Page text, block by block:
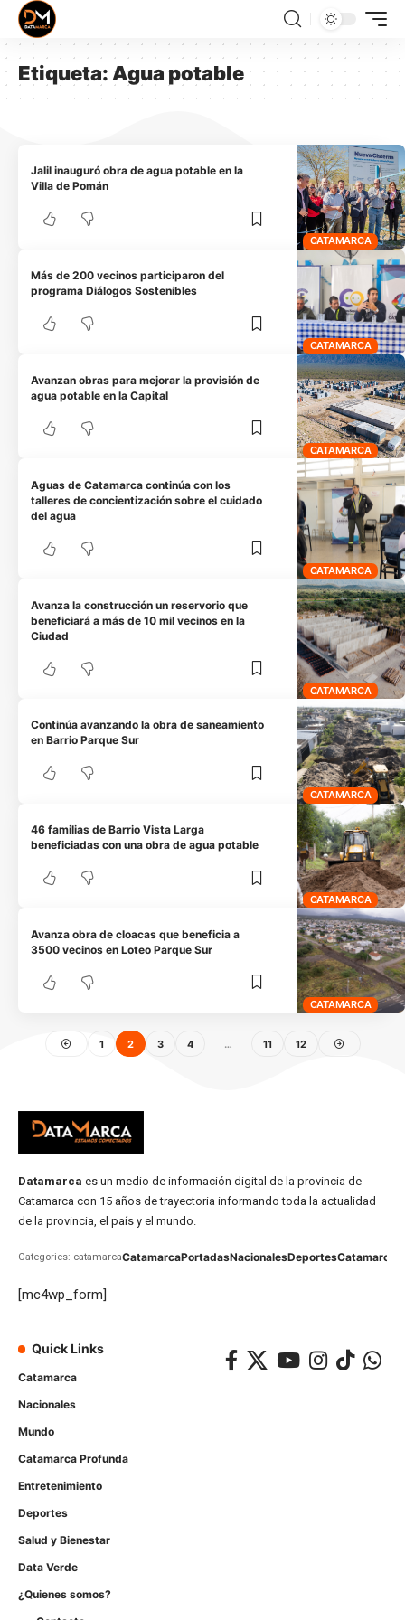
Etiqueta: Agua potable
CATAMARCA
Jalil inauguró obra de agua potable en la
Villa de Pomán
CATAMARCA
Más de 200 vecinos participaron del
programa Diálogos Sostenibles
CATAMARCA
Avanzan obras para mejorar la provisión de
agua potable en la Capital
CATAMARCA
Aguas de Catamarca continúa con los
talleres de concientización sobre el cuidado
del agua
CATAMARCA
Avanza la construcción un reservorio que
beneficiará a más de 10 mil vecinos en la
Ciudad
CATAMARCA
Continúa avanzando la obra de saneamiento
en Barrio Parque Sur
CATAMARCA
46 familias de Barrio Vista Larga
beneficiadas con una obra de agua potable
CATAMARCA
Avanza obra de cloacas que beneficia a
3500 vecinos en Loteo Parque Sur
1 2 3 4 … 11 12
Datamarca es un medio de información digital de la provincia de
Catamarca con 15 años de trayectoria informando toda la actualidad
de la provincia, el país y el mundo.
Categories: catamarcaCatamarcaPortadasNacionalesDeportesCatamarca
[mc4wp_form]
Quick Links
Catamarca
Nacionales
Mundo
Catamarca Profunda
Entretenimiento
Deportes
Salud y Bienestar
Data Verde
¿Quienes somos?